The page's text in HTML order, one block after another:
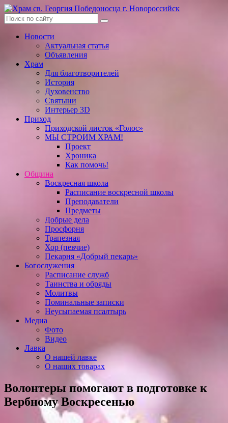
Skip
to
content
Новости
Актуальная статья
Объявления
Храм
Для благотворителей
История
Духовенство
Святыни
Интерьер 3D
Приход
Приходской листок «Голос»
МЫ СТРОИМ ХРАМ!
Проект
Хроника
Как помочь!
Община
Воскресная школа
Расписание воскресной школы
Преподаватели
Предметы
Добрые дела
Просфорня
Трапезная
Хор (певчие)
Пекарня «Добрый пекарь»
Богослужения
Расписание служб
Таинства и обряды
Молитвы
Поминальные записки
Неусыпаемая псалтырь
Медиа
Фото
Видео
Лавка
О нашей лавке
О наших товарах
Волонтеры помогают в подготовке к
Вербному Воскресенью